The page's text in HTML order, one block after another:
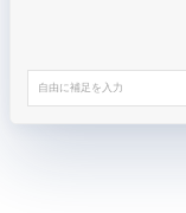
自由に補足を入力